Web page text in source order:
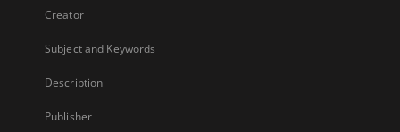
Creator
Subject and Keywords
Description
Publisher